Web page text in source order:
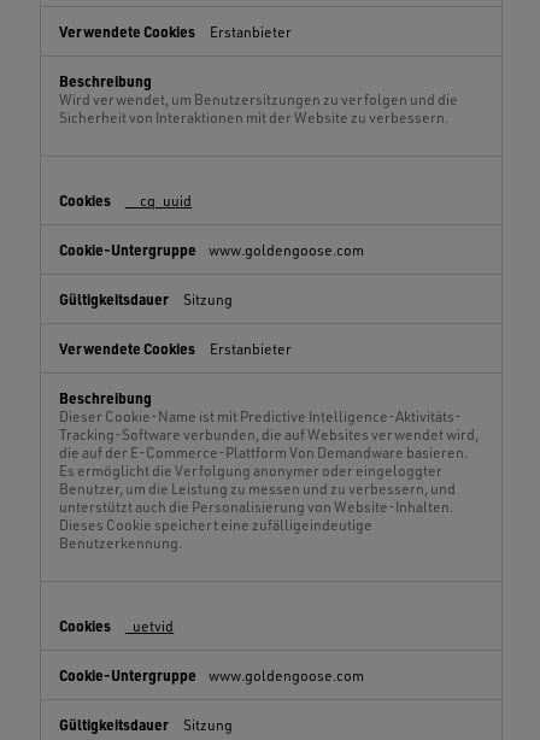
Erstanbieter
Wird verwendet, um Benutzersitzungen zu verfolgen und die
Sicherheit von Interaktionen mit der Website zu verbessern.
__cq_uuid
www.goldengoose.com
Sitzung
Erstanbieter
Dieser Cookie-Name ist mit Predictive Intelligence-Aktivitäts-
Tracking-Software verbunden, die auf Websites verwendet wird,
die auf der E-Commerce-Plattform Von Demandware basieren.
Es ermöglicht die Verfolgung anonymer oder eingeloggter
Benutzer, um die Leistung zu messen und zu verbessern, und
unterstützt auch die Personalisierung von Website-Inhalten.
Dieses Cookie speichert eine zufälligeindeutige
Benutzerkennung.
_uetvid
www.goldengoose.com
Sitzung